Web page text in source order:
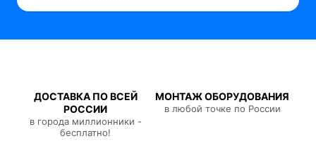
ДОСТАВКА ПО ВСЕЙ
РОССИИ
в города миллионники -
бесплатно!
МОНТАЖ ОБОРУДОВАНИЯ
в любой точке по России